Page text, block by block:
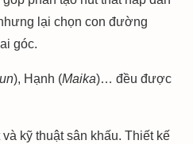
lại chọn con đường
góc.
), Hạnh (Maika)… đều được
kỹ thuật sân khấu. Thiết kế